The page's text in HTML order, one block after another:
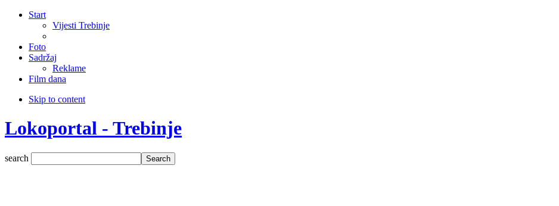
Start
Vijesti Trebinje
Foto
Sadržaj
Reklame
Film dana
Skip to content
Lokoportal - Trebinje
search